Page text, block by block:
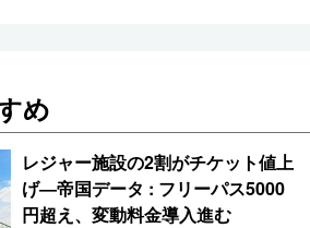
め
レジャー施設の2割がチケット値上
げ―帝国データ : フリーパス5000
円超え、変動料金導入進む